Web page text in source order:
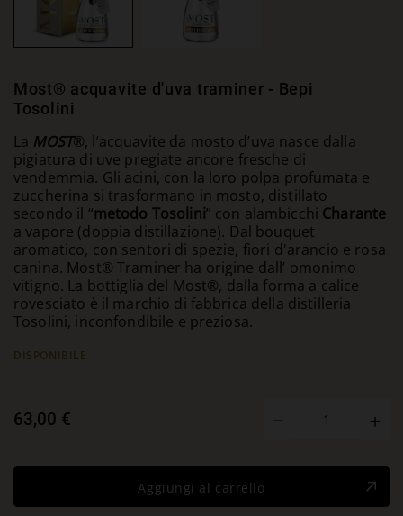
Most® acquavite d'uva traminer - Bepi
Tosolini
La MOST®, l’acquavite da mosto d’uva nasce dalla
pigiatura di uve pregiate ancore fresche di
vendemmia. Gli acini, con la loro polpa profumata e
zuccherina si trasformano in mosto, distillato
secondo il “metodo Tosolini” con alambicchi Charante
a vapore (doppia distillazione). Dal bouquet
aromatico, con sentori di spezie, fiori d'arancio e rosa
canina. Most® Traminer ha origine dall’ omonimo
vitigno. La bottiglia del Most®, dalla forma a calice
rovesciato è il marchio di fabbrica della distilleria
Tosolini, inconfondibile e preziosa.
DISPONIBILE
63,00 €
Aggiungi al carrello